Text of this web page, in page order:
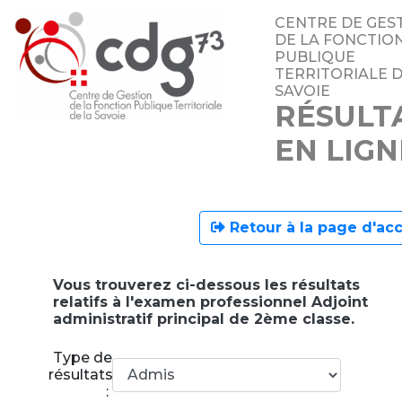
CENTRE DE
DE LA
PUBLIQUE
TERRITORIALE
SAVOIE
EN
Retour à la page
Vous trouverez ci-dessous les résultats
relatifs à l'examen professionnel Adjoint
administratif principal de 2ème classe.
Type de
résultats
: